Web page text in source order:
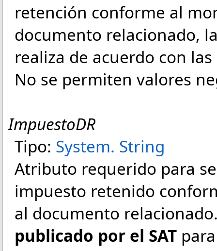
retención conforme al
documento relacionado,
realiza de acuerdo con
No se permiten valores
ImpuestoDR
Tipo: System. String
Atributo requerido para
impuesto retenido
al documento
publicado por el SAT